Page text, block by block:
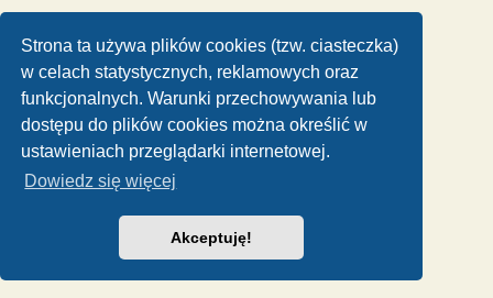
Strona ta używa plików cookies (tzw. ciasteczka)
w celach statystycznych, reklamowych oraz
funkcjonalnych. Warunki przechowywania lub
dostępu do plików cookies można określić w
ustawieniach przeglądarki internetowej.
Dowiedz się więcej
Akceptuję!